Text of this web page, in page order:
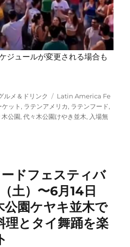
ジュールが変更される場合も
ルメ＆ドリンク
タ
グ
Latin America Fe
ケット , ラテンアメリカ, ラテンフード,
木公園,代々木公園けやき並木, 入場無
ドフェスティバ
土）〜6月14日
公園ケヤキ並木で
理とタイ舞踊を楽